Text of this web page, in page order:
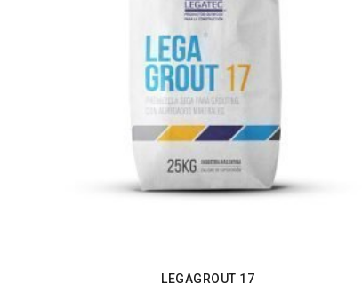
LEGAGROUT 17